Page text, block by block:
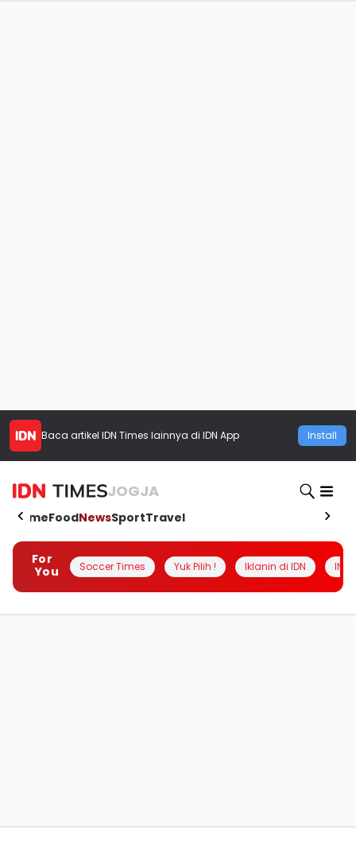
Baca artikel IDN Times lainnya di IDN App Install
JOGJA
HomeFoodNewsSportTravel
For
You
Soccer Times Yuk Pilih ! Iklanin di IDN